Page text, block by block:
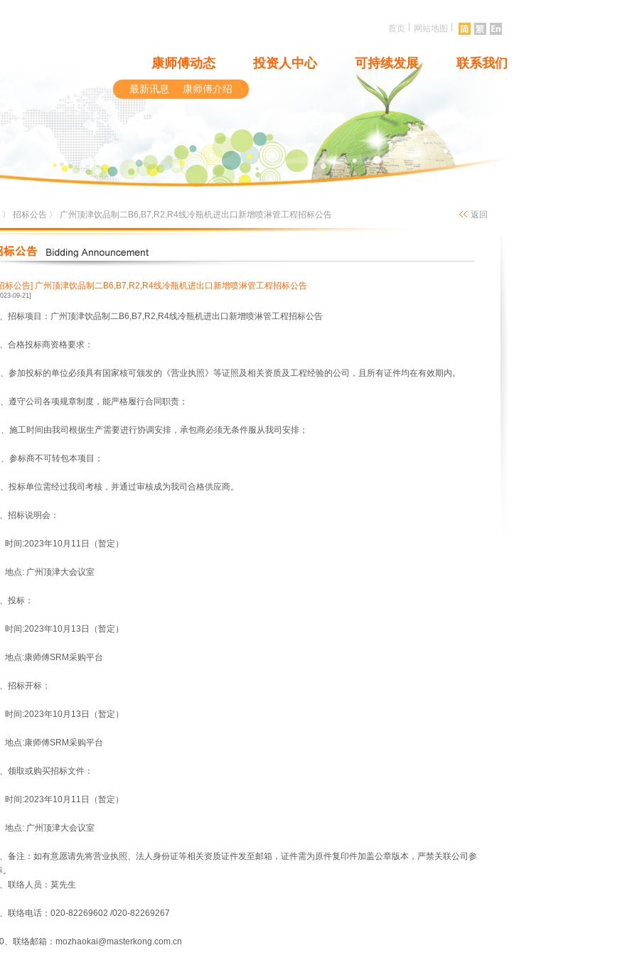
首页 网站地图
康师傅动态 投资人中心 可持续发展 联系我们
最新讯息 康师傅介绍
〉 招标公告 〉 广州顶津饮品制二B6,B7,R2,R4线冷瓶机进出口新增喷淋管工程招标公告 返回
标公告] 广州顶津饮品制二B6,B7,R2,R4线冷瓶机进出口新增喷淋管工程招标公告
09-21]
招标项目：广州顶津饮品制二B6,B7,R2,R4线冷瓶机进出口新增喷淋管工程招标公告
合格投标商资格要求：
参加投标的单位必须具有国家核可颁发的《营业执照》等证照及相关资质及工程经验的公司，且所有证件均在有效期内。
遵守公司各项规章制度，能严格履行合同职责；
施工时间由我司根据生产需要进行协调安排，承包商必须无条件服从我司安排；
参标商不可转包本项目 ；
投标单位需经过我司考核，并通过审核成为我司合格供应商。
招标说明会：
间:2023年10月11日（暂定）
点: 广州顶津大会议室
投标：
间:2023年10月13日（暂定）
点:康师傅SRM采购平台
招标开标：
间:2023年10月13日（暂定）
点:康师傅SRM采购平台
领取或购买招标文件：
间:2023年10月11日（暂定）
点: 广州顶津大会议室
备注：如有意愿请先将营业执照、法人身份证等相关资质证件发至邮箱，证件需为原件复印件加盖公章版本，严禁关联公司参
联络人员：莫先生
联络电话：020-82269602 /020-82269267
、联络邮箱：mozhaokai@masterkong.com.cn